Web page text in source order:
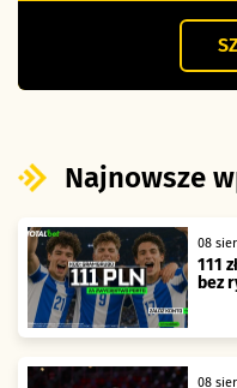
Najnowsze
08
111
bez
08